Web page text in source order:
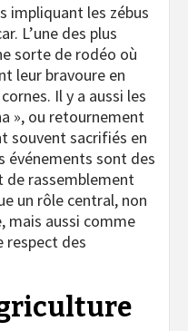
impliquant les zébus
L’une des plus
sorte de rodéo où
leur bravoure en
Il y a aussi les
», ou retournement
souvent sacrifiés en
événements sont des
rassemblement
un rôle central, non
mais aussi comme
respect des